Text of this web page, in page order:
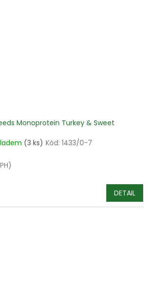
Monoprotein Turkey & Sweet
(3 ks) Kód: 1433/0-7
DETAIL